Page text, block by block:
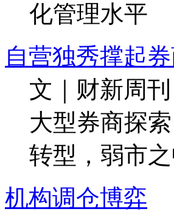
化管理水平
自营独秀撑起
文｜财新周
大型券商探
转型，弱市
机构调仓博弈